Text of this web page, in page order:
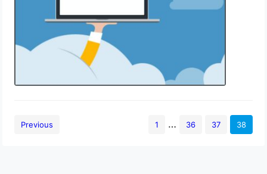
Previous 1 … 36 37 38